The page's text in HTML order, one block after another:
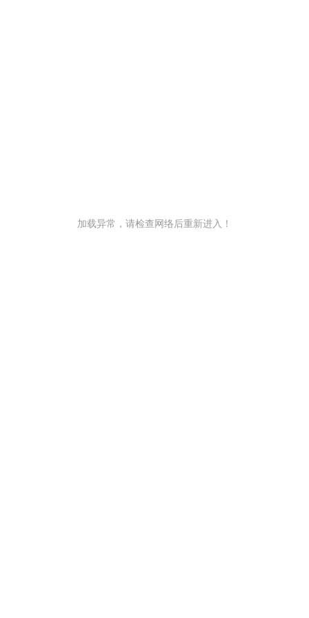
加载异常，请检查网络后重新进入！